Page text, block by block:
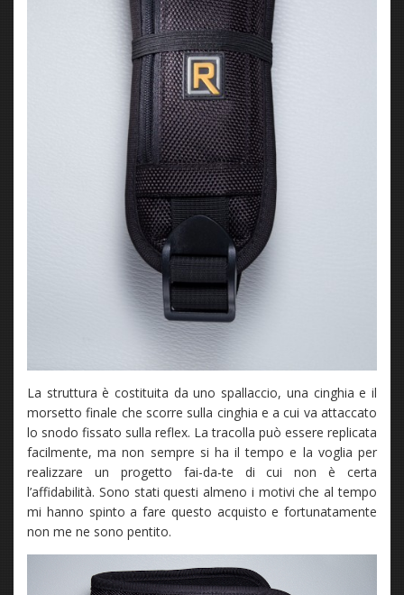
La struttura è costituita da uno spallaccio, una cinghia e il
morsetto finale che scorre sulla cinghia e a cui va attaccato
lo snodo fissato sulla reflex. La tracolla può essere replicata
facilmente, ma non sempre si ha il tempo e la voglia per
realizzare un progetto fai-da-te di cui non è certa
l’affidabilità. Sono stati questi almeno i motivi che al tempo
mi hanno spinto a fare questo acquisto e fortunatamente
non me ne sono pentito.